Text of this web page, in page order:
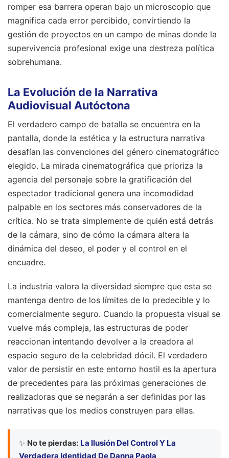
romper esa barrera operan bajo un microscopio que
magnifica cada error percibido, convirtiendo la
gestión de proyectos en un campo de minas donde la
supervivencia profesional exige una destreza política
sobrehumana.
La Evolución de la Narrativa
Audiovisual Autóctona
El verdadero campo de batalla se encuentra en la
pantalla, donde la estética y la estructura narrativa
desafían las convenciones del género cinematográfico
elegido. La mirada cinematográfica que prioriza la
agencia del personaje sobre la gratificación del
espectador tradicional genera una incomodidad
palpable en los sectores más conservadores de la
crítica. No se trata simplemente de quién está detrás
de la cámara, sino de cómo la cámara altera la
dinámica del deseo, el poder y el control en el
encuadre.
La industria valora la diversidad siempre que esta se
mantenga dentro de los límites de lo predecible y lo
comercialmente seguro. Cuando la propuesta visual se
vuelve más compleja, las estructuras de poder
reaccionan intentando devolver a la creadora al
espacio seguro de la celebridad dócil. El verdadero
valor de persistir en este entorno hostil es la apertura
de precedentes para las próximas generaciones de
realizadoras que se negarán a ser definidas por las
narrativas que los medios construyen para ellas.
✨ No te pierdas: La Ilusión Del Control Y La
Verdadera Identidad De Danna Paola